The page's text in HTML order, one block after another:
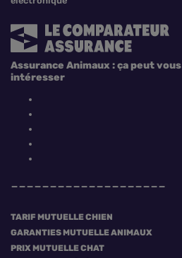
TARIF MUTUELLE CHIEN
GARANTIES MUTUELLE ANIMAUX
PRIX MUTUELLE CHAT
Assurance Animaux : ça peut vous
intéresser